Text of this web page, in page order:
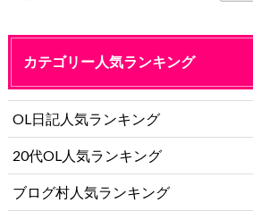
カテゴリー人気ランキング
OL日記人気ランキング
20代OL人気ランキング
ブログ村人気ランキング